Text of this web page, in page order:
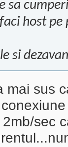
sa
host
si
mai sus
sec